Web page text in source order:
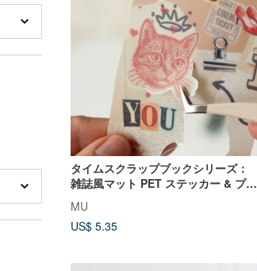
タイムスクラップブックシリーズ：
雑誌風マット PET ステッカー & プレ
カット PET ロールステッカー No.8
MU
US$ 5.35